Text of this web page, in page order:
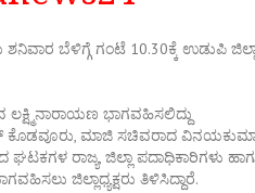
ಬೆಳಿಗ್ಗೆ ಗಂಟೆ 10.30ಕ್ಕೆ ಉಡುಪಿ
ಲಕ್ಷ್ಮಿನಾರಾಯಣ ಭಾಗವಹಿಸಲಿದ್ದು
ಕೊಡವೂರು, ಮಾಜಿ ಸಚಿವರಾದ
ರಾಜ್ಯ, ಜಿಲ್ಲಾ ಪದಾಧಿಕಾರಿಗಳು
ಜಿಲ್ಲಾಧ್ಯಕ್ಷರು ತಿಳಿಸಿದ್ದಾರೆ.